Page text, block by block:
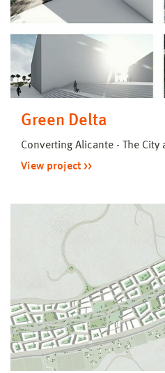
Green Delta
Converting Alicante - The City
View project